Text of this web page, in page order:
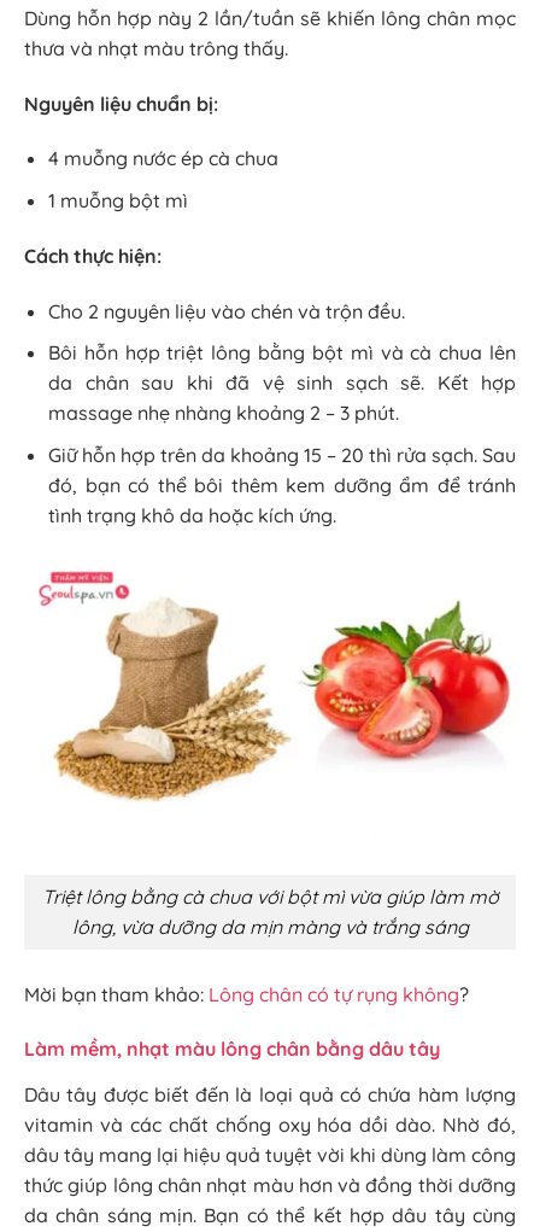
Dùng hỗn hợp này 2 lần/tuần sẽ khiến lông chân mọc
thưa và nhạt màu trông thấy.
Nguyên liệu chuẩn bị:
4 muỗng nước ép cà chua
1 muỗng bột mì
Cách thực hiện:
Cho 2 nguyên liệu vào chén và trộn đều.
Bôi hỗn hợp triệt lông bằng bột mì và cà chua lên
da chân sau khi đã vệ sinh sạch sẽ. Kết hợp
massage nhẹ nhàng khoảng 2 – 3 phút.
Giữ hỗn hợp trên da khoảng 15 – 20 thì rửa sạch. Sau
đó, bạn có thể bôi thêm kem dưỡng ẩm để tránh
tình trạng khô da hoặc kích ứng.
Triệt lông bằng cà chua với bột mì vừa giúp làm mờ
lông, vừa dưỡng da mịn màng và trắng sáng
Mời bạn tham khảo: Lông chân có tự rụng không?
Làm mềm, nhạt màu lông chân bằng dâu tây
Dâu tây được biết đến là loại quả có chứa hàm lượng
vitamin và các chất chống oxy hóa dồi dào. Nhờ đó,
dâu tây mang lại hiệu quả tuyệt vời khi dùng làm công
thức giúp lông chân nhạt màu hơn và đồng thời dưỡng
da chân sáng mịn. Bạn có thể kết hợp dâu tây cùng